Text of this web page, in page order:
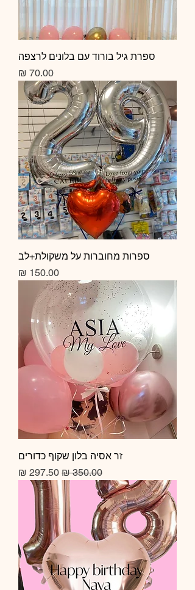
ספרת גיל בורוד עם בלונים לרצפה
מחיר
ספרות מחוברות על משקולת+לב
מחיר
זר אסיה בלון שקוף כדורים
מחיר רגיל מחיר מבצע